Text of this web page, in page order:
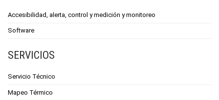
Accesibilidad, alerta, control y medición y monitoreo
Software
SERVICIOS
Servicio Técnico
Mapeo Térmico